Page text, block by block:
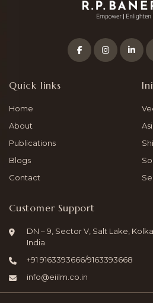
Quick links
Home
About
Publications
Blogs
Contact
Customer Support
DN – 9, Sector V, Salt Lake,
India
+91 9163393666/9163393668
info@eiilm.co.in